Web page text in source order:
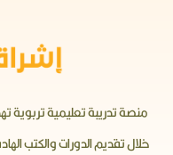
منصة تدريبة تعليمية تربوية
خلال تقديم الدورات والكتب